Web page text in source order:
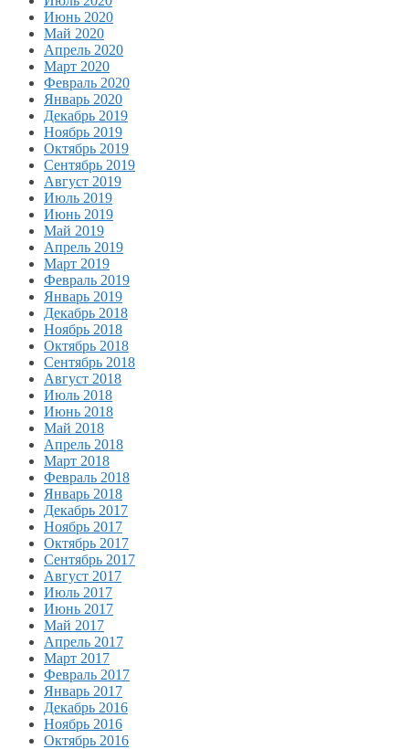
Июнь 2020
Май 2020
Апрель 2020
Март 2020
Февраль 2020
Январь 2020
Декабрь 2019
Ноябрь 2019
Октябрь 2019
Сентябрь 2019
Август 2019
Июль 2019
Июнь 2019
Май 2019
Апрель 2019
Март 2019
Февраль 2019
Январь 2019
Декабрь 2018
Ноябрь 2018
Октябрь 2018
Сентябрь 2018
Август 2018
Июль 2018
Июнь 2018
Май 2018
Апрель 2018
Март 2018
Февраль 2018
Январь 2018
Декабрь 2017
Ноябрь 2017
Октябрь 2017
Сентябрь 2017
Август 2017
Июль 2017
Июнь 2017
Май 2017
Апрель 2017
Март 2017
Февраль 2017
Январь 2017
Декабрь 2016
Ноябрь 2016
Октябрь 2016